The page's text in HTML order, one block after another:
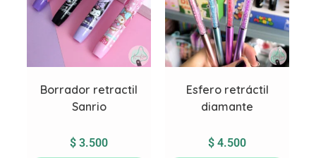
Borrador retractil
Sanrio
$ 3.500
Esfero retráctil
diamante
$ 4.500